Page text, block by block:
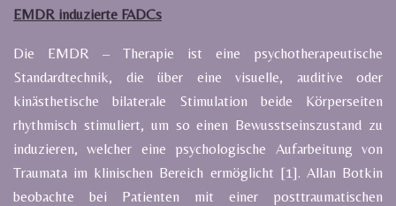
EMDR induzierte FADCs
Die EMDR – Therapie ist eine psychotherapeutische
Standardtechnik, die über eine visuelle, auditive oder
kinästhetische bilaterale Stimulation beide Körperseiten
rhythmisch stimuliert, um so einen Bewusstseinszustand zu
induzieren, welcher eine psychologische Aufarbeitung von
Traumata im klinischen Bereich ermöglicht [1]. Allan Botkin
beobachte bei Patienten mit einer posttraumatischen